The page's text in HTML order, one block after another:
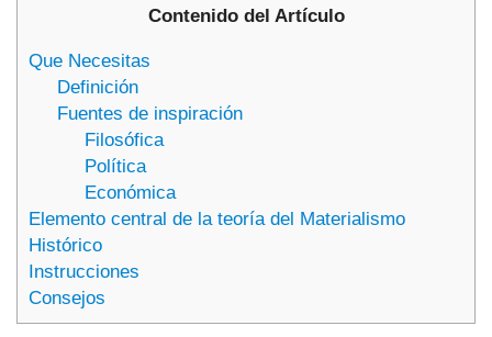
Contenido del Artículo
Que Necesitas
Definición
Fuentes de inspiración
Filosófica
Política
Económica
Elemento central de la teoría del Materialismo
Histórico
Instrucciones
Consejos